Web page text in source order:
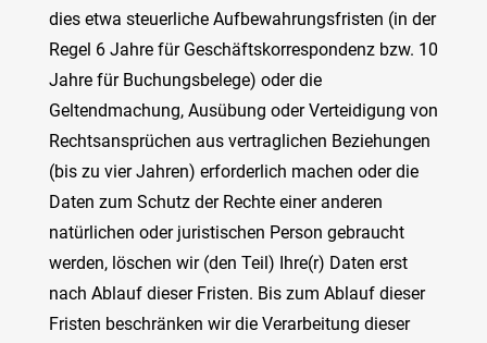
dies etwa steuerliche Aufbewahrungsfristen (in der
Regel 6 Jahre für Geschäftskorrespondenz bzw. 10
Jahre für Buchungsbelege) oder die
Geltendmachung, Ausübung oder Verteidigung von
Rechtsansprüchen aus vertraglichen Beziehungen
(bis zu vier Jahren) erforderlich machen oder die
Daten zum Schutz der Rechte einer anderen
natürlichen oder juristischen Person gebraucht
werden, löschen wir (den Teil) Ihre(r) Daten erst
nach Ablauf dieser Fristen. Bis zum Ablauf dieser
Fristen beschränken wir die Verarbeitung dieser